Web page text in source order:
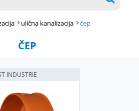
ulična kanalizacija čep
ČEP
INDUSTRIE